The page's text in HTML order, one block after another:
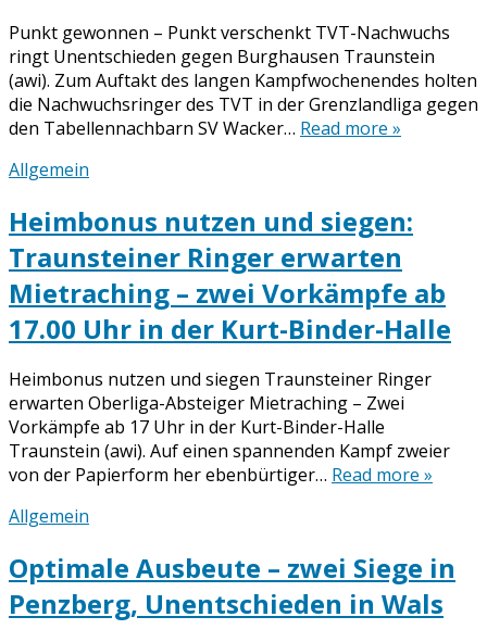
Punkt gewonnen – Punkt verschenkt TVT-Nachwuchs
ringt Unentschieden gegen Burghausen Traunstein
(awi). Zum Auftakt des langen Kampfwochenendes holten
die Nachwuchsringer des TVT in der Grenzlandliga gegen
den Tabellennachbarn SV Wacker… Read more »
Allgemein
Heimbonus nutzen und siegen:
Traunsteiner Ringer erwarten
Mietraching – zwei Vorkämpfe ab
17.00 Uhr in der Kurt-Binder-Halle
Heimbonus nutzen und siegen Traunsteiner Ringer
erwarten Oberliga-Absteiger Mietraching – Zwei
Vorkämpfe ab 17 Uhr in der Kurt-Binder-Halle
Traunstein (awi). Auf einen spannenden Kampf zweier
von der Papierform her ebenbürtiger… Read more »
Allgemein
Optimale Ausbeute – zwei Siege in
Penzberg, Unentschieden in Wals